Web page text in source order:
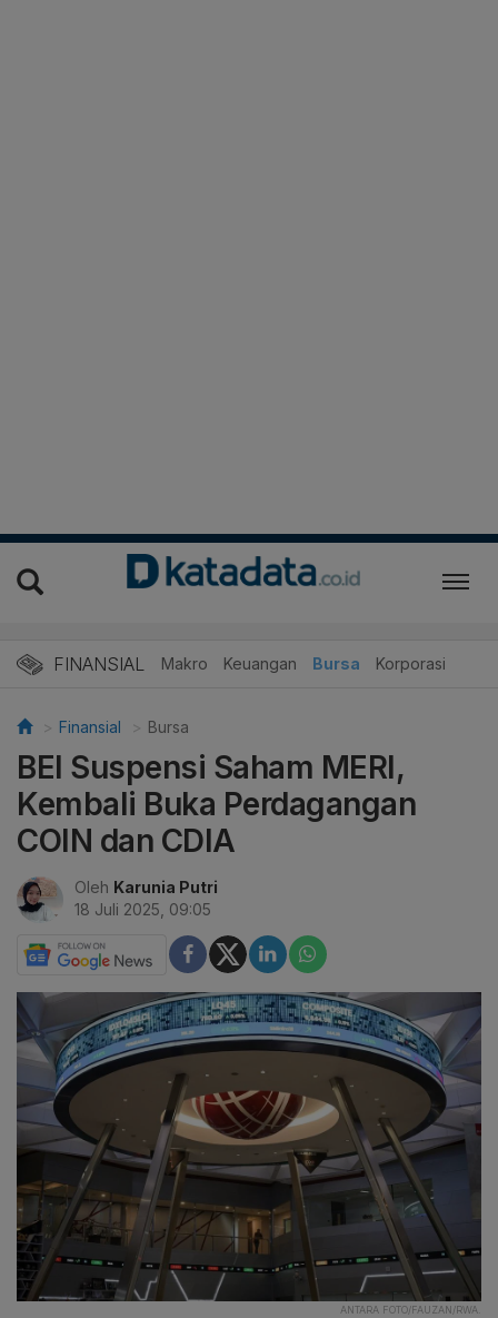
FINANSIAL Makro Keuangan Bursa Korporasi
Finansial Bursa
BEI Suspensi Saham MERI,
Kembali Buka Perdagangan
COIN dan CDIA
Oleh Karunia Putri
18 Juli 2025, 09:05
ANTARA FOTO/FAUZAN/RWA.